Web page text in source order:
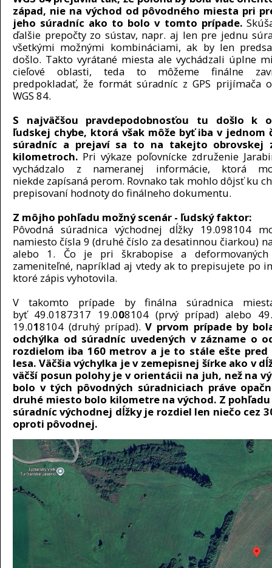
západ, nie na východ od pôvodného miesta pri
jeho súradníc ako to bolo v tomto prípade.
ďalšie prepočty zo sústav, napr. aj len pre jednu
všetkými možnými kombináciami, ak by len
došlo. Takto vyrátané miesta ale vychádzali úplne
cieľové oblasti, teda to môžeme finálne
predpokladať, že formát súradníc z GPS prijímača
WGS 84.
S najväčšou pravdepodobnosťou tu došlo k
ľudskej chybe, ktorá však môže byť iba v jednom
súradníc a prejaví sa to na takejto obrovskej
kilometroch. Pri výkaze poľovnícke združenie
vychádzalo z nameranej informácie, ktorá
niekde zapísaná perom. Rovnako tak mohlo dôjsť ku
prepisovaní hodnoty do finálneho dokumentu.
Z môjho pohľadu možný scenár - ľudský faktor:
Pôvodná súradnica východnej dĺžky 19.098104
namiesto čísla 9 (druhé číslo za desatinnou čiarkou)
alebo 1. Čo je pri škrabopise a deformovaných
zameniteľné, napríklad aj vtedy ak to prepisujete po
ktoré zápis vyhotovila.
V takomto prípade by finálna súradnica
byť 49.0187317 19.008104 (prvý prípad) alebo
19.018104 (druhý prípad).V prvom prípade by
odchýlka od súradníc uvedených v zázname o
rozdielom iba 160 metrov a je to stále ešte pred
lesa. Väčšia výchylka je v zemepisnej šírke ako v
väčší posun polohy je v orientácii na juh, než na
bolo v tých pôvodných súradniciach práve
druhé miesto bolo kilometre na východ. Z
súradníc východnej dĺžky je rozdiel len niečo cez
oproti pôvodnej.